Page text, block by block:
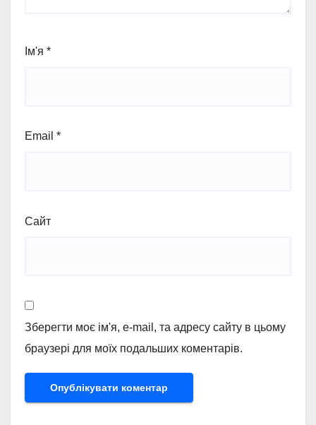
Ім'я *
Email *
Сайт
Зберегти моє ім'я, e-mail, та адресу сайту в цьому
браузері для моїх подальших коментарів.